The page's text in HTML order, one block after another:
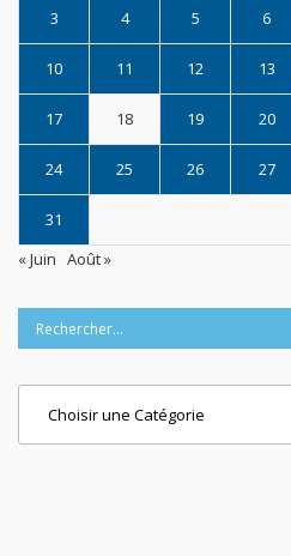
3 4 5 6
10 11 12 13
17 18 19 20
24 25 26 27
31
« Juin Août »